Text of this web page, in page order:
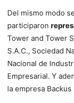
Del mismo modo
participaron
Tower and Tower
S.A.C., Sociedad
Nacional de
Empresarial. Y
la empresa Backus